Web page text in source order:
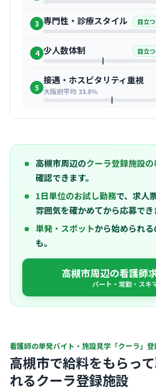
3 専門性・診療スタイル 目立つ
4 少人数体制 目立つ
5
接遇・ホスピタリティ重視
大阪府平均 33.8%
高槻市周辺のクーラ登録施設
確認できます。
1日単位のお試し勤務で、求人
雰囲気を確かめてから応募でき
単発・スポットから始められ
も。
高槻市周辺の看護師
パート・常勤・スキ
看護師の単発バイト・施設見学「クーラ」
高槻市で給料をもらっ
れるクーラ登録施設